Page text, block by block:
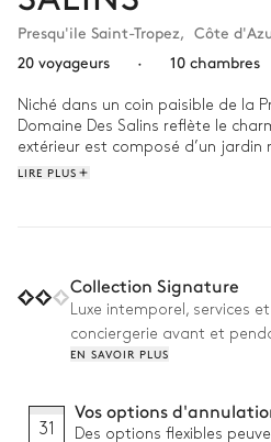
Presqu'ile Saint-Tropez, Côte
20 voyageurs
· 10 chambres
Niché dans un coin paisible de la
Domaine Des Salins reflète le
extérieur est composé d’un jardin
tandis que son intérieur est garni
de pétanque dans le jardin
à la plancha et dégustez-le en
Terminez votre journée au coin du
LIRE PLUS
Collection Signature
Luxe intemporel, services
conciergerie avant et
EN SAVOIR PLUS
31
Vos options
Des options flexibles